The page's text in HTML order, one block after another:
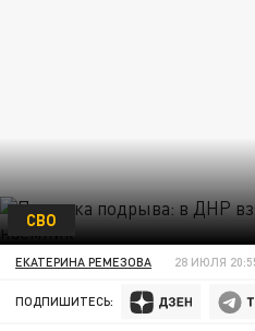
СВО
ЕКАТЕРИНА РЕМЕЗОВА 28 ИЮЛЯ
ПОДПИШИТЕСЬ: